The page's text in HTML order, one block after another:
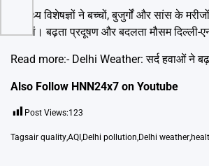
स्वास्थ्य विशेषज्ञों ने बच्चों, बुजुर्गों और सांस के
निकलें। बढ़ता प्रदूषण और बदलता मौसम दिल्ली-
Read more:- Delhi Weather: सर्द हवाओं ने
Also Follow HNN24x7 on Youtube
Post Views:123
Tagsair qualityAQI Delhi pollution Delhi weather